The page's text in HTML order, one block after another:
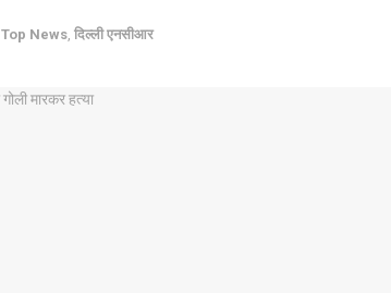
Top News दिल्ली एनसीआर